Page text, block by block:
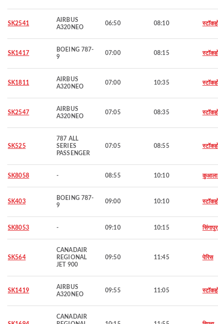
SK2541
AIRBUS
A320NEO
06:50 08:10
SK1417
BOEING 787-
9
07:00 08:15
SK1811
AIRBUS
A320NEO
07:00 10:35
SK2547
AIRBUS
A320NEO
07:05 08:35
SK525
787 ALL
SERIES
PASSENGER
07:05 08:55
SK8058 - 08:55 10:10 कुआला
SK403
BOEING 787-
9
09:00 10:10
SK8053 - 09:10 10:15 सिंगापुर
SK564
CANADAIR
REGIONAL
JET 900
09:50 11:45 पेरिस
SK1419
AIRBUS
A320NEO
09:55 11:05
CANADAIR